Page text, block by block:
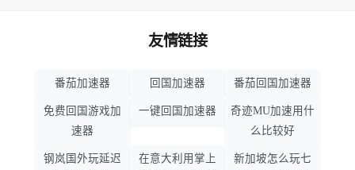
友情链接
番茄加速器 回国加速器 番茄回国加速器
免费回国游戏加
速器
一键回国加速器
奇迹MU加速用什
么比较好
钢岚国外玩延迟
在意大利用掌上
新加坡怎么玩七